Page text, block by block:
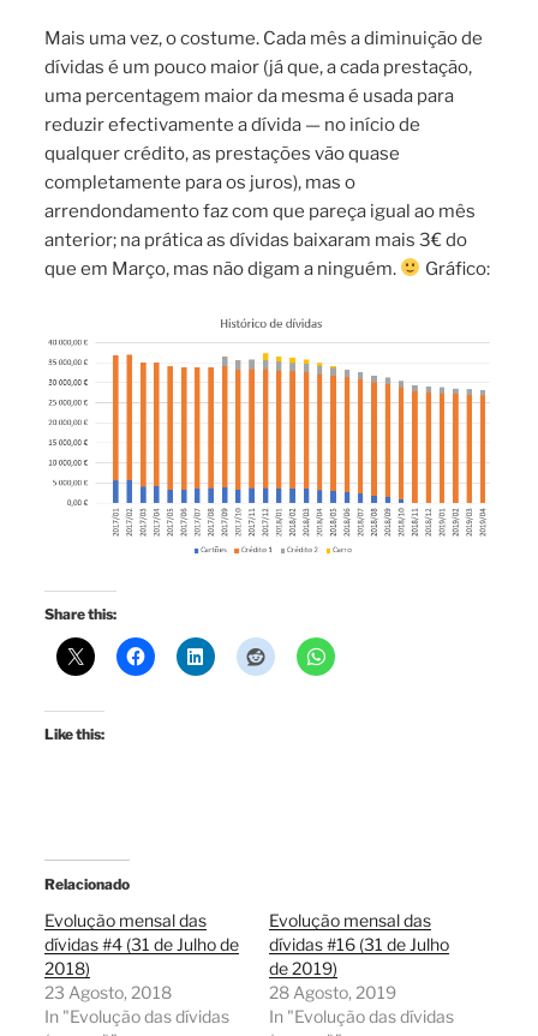
Mais uma vez, o costume. Cada mês a diminuição de
dívidas é um pouco maior (já que, a cada prestação,
uma percentagem maior da mesma é usada para
reduzir efectivamente a dívida — no início de
qualquer crédito, as prestações vão quase
completamente para os juros), mas o
arrendondamento faz com que pareça igual ao mês
anterior; na prática as dívidas baixaram mais 3€ do
que em Março, mas não digam a ninguém.
Gráfico:
Share this:
Like this:
Relacionado
Evolução mensal das
dívidas #4 (31 de Julho de
2018)
23 Agosto, 2018
In "Evolução das dívidas
Evolução mensal das
dívidas #16 (31 de Julho
de 2019)
28 Agosto, 2019
In "Evolução das dívidas